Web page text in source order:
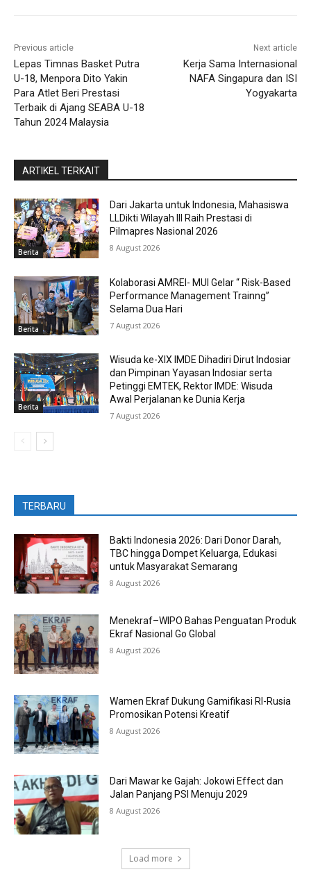
Previous article
Lepas Timnas Basket Putra
U-18, Menpora Dito Yakin
Para Atlet Beri Prestasi
Terbaik di Ajang SEABA U-18
Tahun 2024 Malaysia
Next article
Kerja Sama Internasional
NAFA Singapura dan ISI
Yogyakarta
ARTIKEL TERKAIT
Berita
Dari Jakarta untuk Indonesia, Mahasiswa
LLDikti Wilayah III Raih Prestasi di
Pilmapres Nasional 2026
8 August 2026
Berita
Kolaborasi AMREI- MUI Gelar “ Risk-Based
Performance Management Trainng”
Selama Dua Hari
7 August 2026
Berita
Wisuda ke-XIX IMDE Dihadiri Dirut Indosiar
dan Pimpinan Yayasan Indosiar serta
Petinggi EMTEK, Rektor IMDE: Wisuda
Awal Perjalanan ke Dunia Kerja
7 August 2026
TERBARU
Bakti Indonesia 2026: Dari Donor Darah,
TBC hingga Dompet Keluarga, Edukasi
untuk Masyarakat Semarang
8 August 2026
Menekraf–WIPO Bahas Penguatan Produk
Ekraf Nasional Go Global
8 August 2026
Wamen Ekraf Dukung Gamifikasi RI-Rusia
Promosikan Potensi Kreatif
8 August 2026
Dari Mawar ke Gajah: Jokowi Effect dan
Jalan Panjang PSI Menuju 2029
8 August 2026
Load more